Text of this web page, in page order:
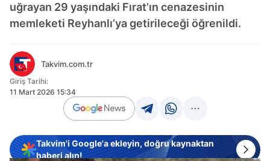
uğrayan 29 yaşındaki Fırat’ın cenazesinin
memleketi Reyhanlı’ya getirileceği öğrenildi.
Takvim.com.tr
Giriş Tarihi:
11 Mart 2026 15:34
Takvim'i Google'a ekleyin, doğru kaynaktan
haberi alın!